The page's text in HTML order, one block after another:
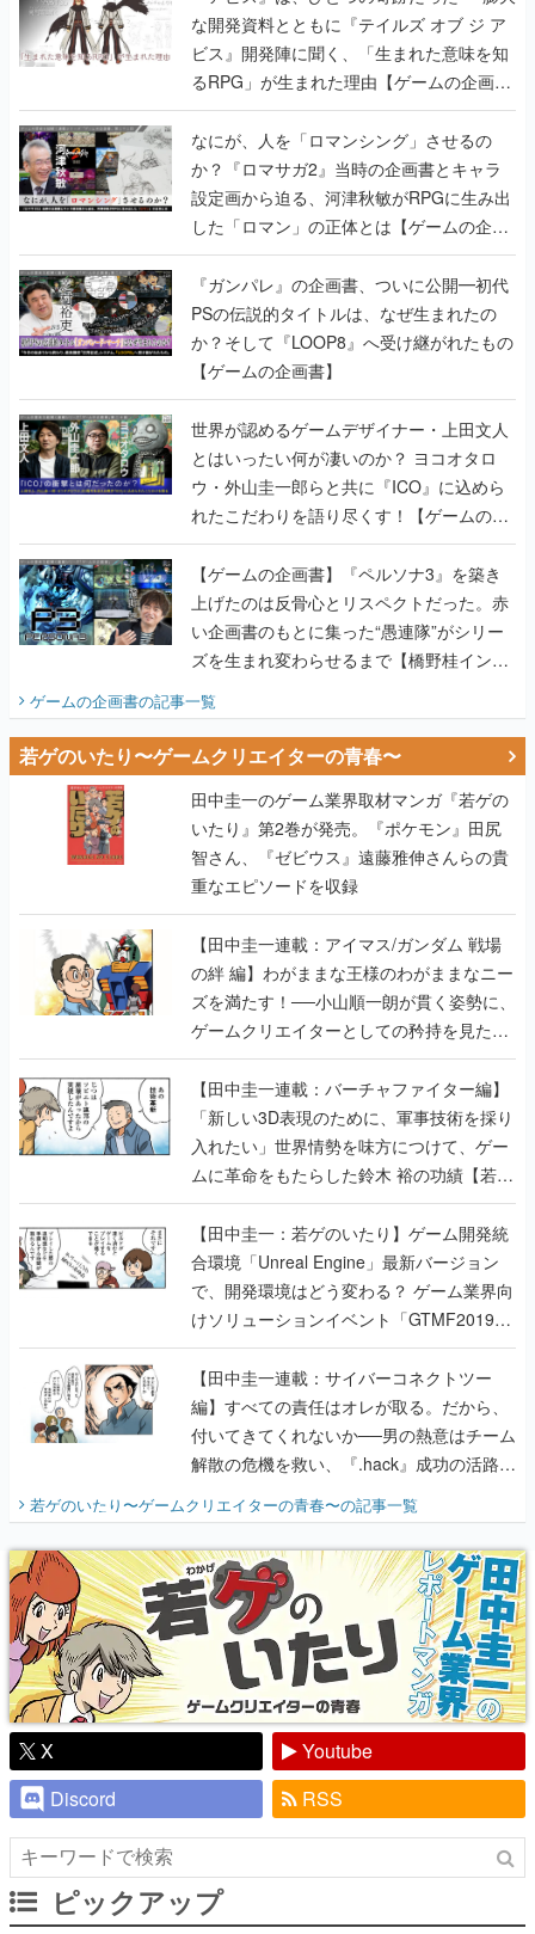
な開発資料とともに『テイルズ オブ ジ ア
ビス』開発陣に聞く、「生まれた意味を知
るRPG」が生まれた理由【ゲームの企画
書】
なにが、人を「ロマンシング」させるの
か？『ロマサガ2』当時の企画書とキャラ
設定画から迫る、河津秋敏がRPGに生み出
した「ロマン」の正体とは【ゲームの企画
書】
『ガンパレ』の企画書、ついに公開━初代
PSの伝説的タイトルは、なぜ生まれたの
か？そして『LOOP8』へ受け継がれたもの
【ゲームの企画書】
世界が認めるゲームデザイナー・上田文人
とはいったい何が凄いのか？ ヨコオタロ
ウ・外山圭一郎らと共に『ICO』に込めら
れたこだわりを語り尽くす！【ゲームの企
画書】
【ゲームの企画書】『ペルソナ3』を築き
上げたのは反骨心とリスペクトだった。赤
い企画書のもとに集った“愚連隊”がシリー
ズを生まれ変わらせるまで【橋野桂インタ
ゲームの企画書の記事一覧
若ゲのいたり〜ゲームクリエイターの青春〜
田中圭一のゲーム業界取材マンガ『若ゲの
いたり』第2巻が発売。『ポケモン』田尻
智さん、『ゼビウス』遠藤雅伸さんらの貴
重なエピソードを収録
【田中圭一連載：アイマス/ガンダム 戦場
の絆 編】わがままな王様のわがままなニー
ズを満たす！──小山順一朗が貫く姿勢に、
ゲームクリエイターとしての矜持を見た
【若ゲのいたり最終回】
【田中圭一連載：バーチャファイター編】
「新しい3D表現のために、軍事技術を採り
入れたい」世界情勢を味方につけて、ゲー
ムに革命をもたらした鈴木 裕の功績【若ゲ
のいたり】
【田中圭一：若ゲのいたり】ゲーム開発統
合環境「Unreal Engine」最新バージョン
で、開発環境はどう変わる？ ゲーム業界向
けソリューションイベント「GTMF2019」
に行って、より理解を深めよう【PR】
【田中圭一連載：サイバーコネクトツー
編】すべての責任はオレが取る。だから、
付いてきてくれないか──男の熱意はチーム
解散の危機を救い、『.hack』成功の活路を
『少年ジャンプ』色だった【若ゲのいた
り】
若ゲのいたり〜ゲームクリエイターの青春〜の記事一覧
X
Youtube
Discord
RSS
ピックアップ